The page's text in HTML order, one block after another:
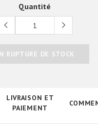
Quantité
RUPTURE DE STOCK
LIVRAISON ET
PAIEMENT